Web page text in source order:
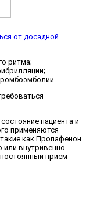
от досадной
ритма;
пациента и
применяются
как Пропафенон
внутривенно.
прием